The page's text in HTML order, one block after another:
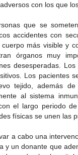
con los que
que se
accidentes con
cuerpo más visible y
órganos muy
desesperadas.
Los pacientes
tejido, además
al sistema
el largo periodo
físicas se unen las
a cabo una
y un donante que